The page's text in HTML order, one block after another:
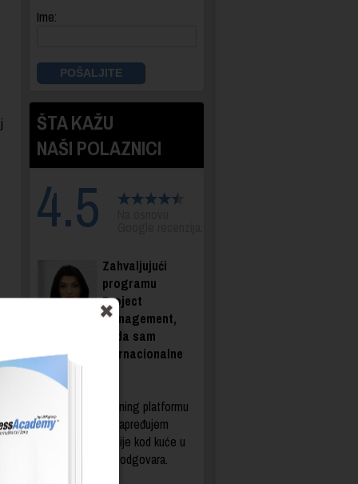
Ime:
ŠTA KAŽU
NAŠI POLAZNICI
4.5
Zahvaljujući
programu
Project
Management,
sada sam
direktorka internacionalne
srednje škole.
Uz Distance Learning platformu
mogla sam da unapređujem
svoje kompetencije kod kuće u
vreme koje meni odgovara.